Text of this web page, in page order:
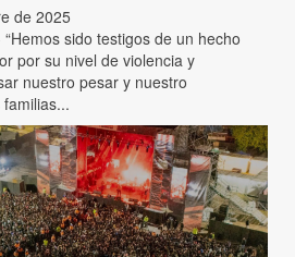
de 2025
sido testigos de un hecho
por su nivel de violencia y
nuestro pesar y nuestro